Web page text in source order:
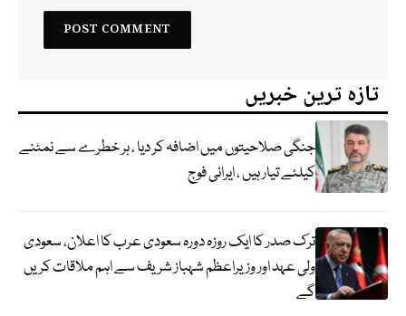
تازہ ترین خبریں
جنگی صلاحیتوں میں اضافہ کر دیا ، ہر خطرے سے نمٹنے
کیلئے تیار ہیں ، ایرانی فوج
ترک صدر کا ایک روزہ دورہ سعودی عرب کا اعلان، سعودی
ولی عہد اور وزیراعظم شہباز شریف سے اہم ملاقات کریں
گے